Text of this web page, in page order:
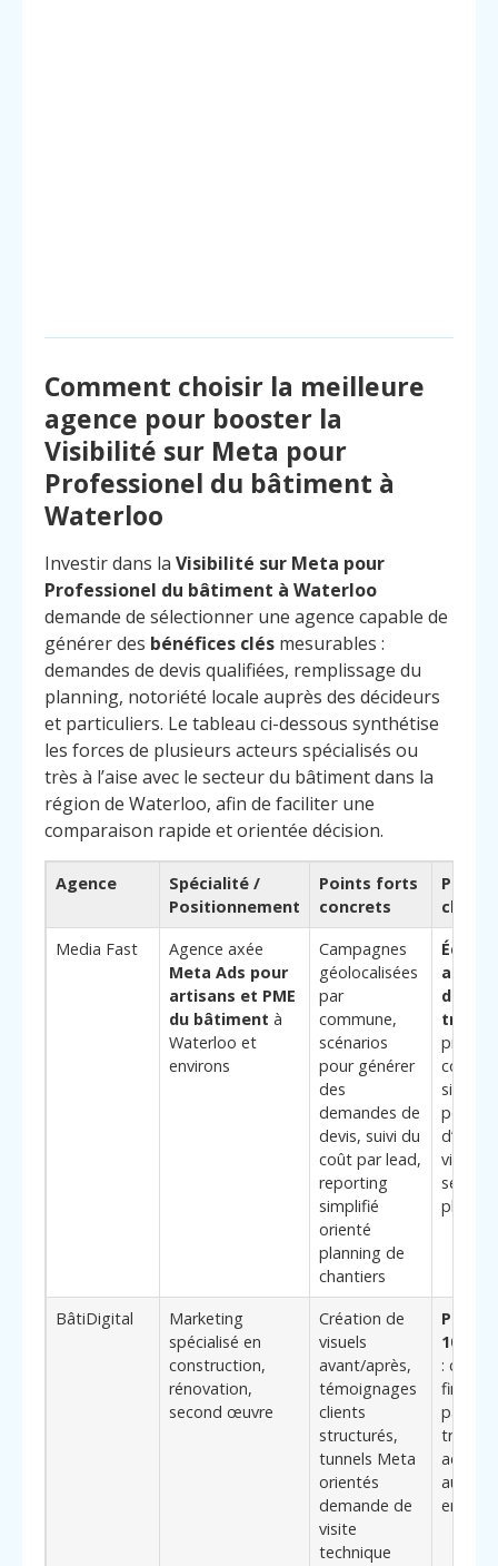
Comment choisir la meilleure
agence pour booster la
Visibilité sur Meta pour
Professionel du bâtiment à
Waterloo
Investir dans la Visibilité sur Meta pour
Professionel du bâtiment à Waterloo
demande de sélectionner une agence capable de
générer des bénéfices clés mesurables :
demandes de devis qualifiées, remplissage du
planning, notoriété locale auprès des décideurs
et particuliers. Le tableau ci-dessous synthétise
les forces de plusieurs acteurs spécialisés ou
très à l’aise avec le secteur du bâtiment dans la
région de Waterloo, afin de faciliter une
comparaison rapide et orientée décision.
Agence
Spécialité /
Positionnement
Points forts
concrets
choisir
Media Fast
Agence axée
Meta Ads pour
artisans et PME
du bâtiment à
Waterloo et
environs
Campagnes
géolocalisées
par
commune,
scénarios
pour générer
des
demandes de
devis, suivi du
coût par lead,
reporting
simplifié
orienté
planning de
chantiers
au
plus
BâtiDigital
Marketing
spécialisé en
construction,
rénovation,
second œuvre
Création de
visuels
avant/après,
témoignages
clients
structurés,
tunnels Meta
orientés
demande de
visite
technique
100
:
fine
par
en